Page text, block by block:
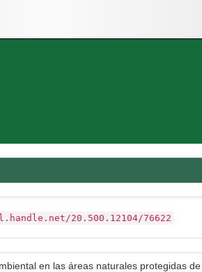
20.500.12104/76622
en las áreas naturales protegidas